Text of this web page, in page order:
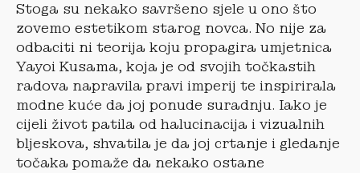
Stoga su nekako savršeno sjele u ono što
zovemo estetikom starog novca. No nije za
odbaciti ni teorija koju propagira umjetnica
Yayoi Kusama, koja je od svojih točkastih
radova napravila pravi imperij te inspirirala
modne kuće da joj ponude suradnju. Iako je
cijeli život patila od halucinacija i vizualnih
bljeskova, shvatila je da joj crtanje i gledanje
točaka pomaže da nekako ostane